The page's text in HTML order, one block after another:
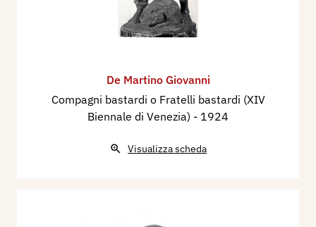
De Martino Giovanni
Compagni bastardi o Fratelli bastardi (XIV
Biennale di Venezia) - 1924
Visualizza scheda